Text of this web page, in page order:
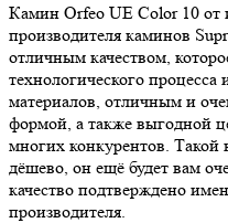
Камин Orfeo UE Color 10 от
производителя каминов
отличным качеством,
технологического
материалов, отличным и
формой, а также выгодной
многих конкурентов. Такой
дёшево, он ещё будет вам
качество подтверждено
производителя.